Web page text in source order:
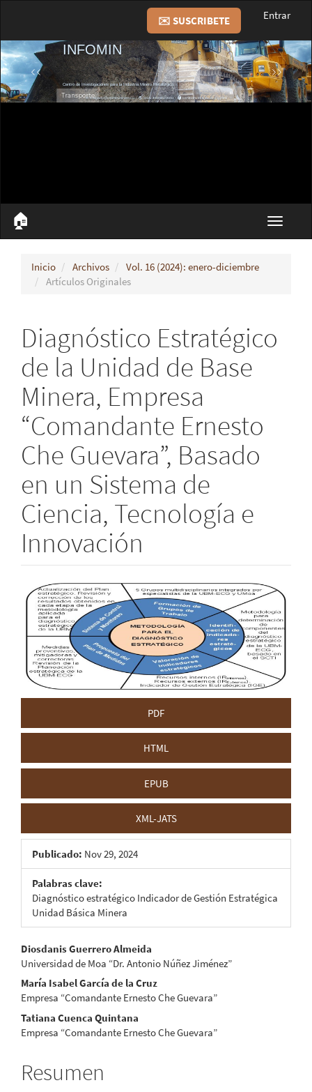
principal
Barra
lateral
✉️ SUSCRIBETE Entrar
Toggle
🏠︎
Inicio Archivos
Vol. 16 (2024): enero-diciembre
Artículos Originales
Diagnóstico Estratégico
de la Unidad de Base
Minera, Empresa
“Comandante Ernesto
Che Guevara”, Basado
en un Sistema de
Ciencia, Tecnología e
Innovación
Barra
lateral
del
artículo
PDF
HTML
EPUB
XML-JATS
Publicado: Nov 29, 2024
Palabras clave:
Diagnóstico estratégico Indicador de Gestión Estratégica
Unidad Básica Minera
Contenido
principal
del
artículo
Diosdanis Guerrero Almeida
Universidad de Moa “Dr. Antonio Núñez Jiménez”
María Isabel García de la Cruz
Empresa “Comandante Ernesto Che Guevara”
Tatiana Cuenca Quintana
Empresa “Comandante Ernesto Che Guevara”
Resumen